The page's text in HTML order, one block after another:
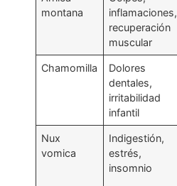
montana
inflamaciones,
recuperación
muscular
Chamomilla
Dolores
dentales,
irritabilidad
infantil
Nux
vomica
Indigestión,
estrés,
insomnio